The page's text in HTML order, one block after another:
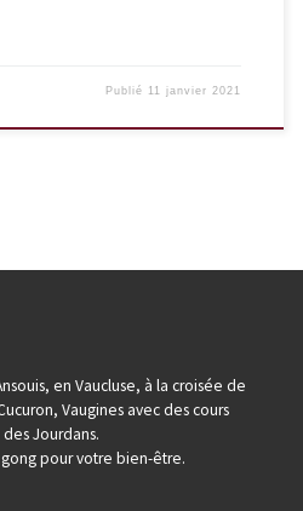
Publié 11 janvier 2021
en Vaucluse, à la croisée de
Vaugines avec des cours
Jourdans.
pour votre bien-être.